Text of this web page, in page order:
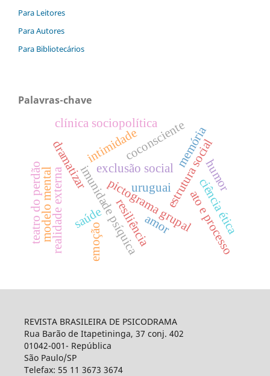
Para Leitores
Para Autores
Para Bibliotecários
Palavras-chave
exclusão social
imunidade psíquica
pictograma grupal
dramatizar
realidade externa estrutura social
amor
intimidade
resiliência
saúde
coconsciente
ato e processo
clínica sociopolítica
ciência ética
uruguai
memória
emoção
modelo mental humor
teatro do perdão
REVISTA BRASILEIRA DE PSICODRAMA
Rua Barão de Itapetininga, 37 conj. 402
01042-001- República
São Paulo/SP
Telefax: 55 11 3673 3674